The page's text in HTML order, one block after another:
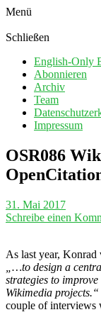
Menü
Schließen
English-Only
Abonnieren
Archiv
Team
Impressum
OSR086
31. Mai 2017
Schreibe einen
As last year, Konrad
„…to design a
strategies to
Wikimedia projects.“
couple of interviews